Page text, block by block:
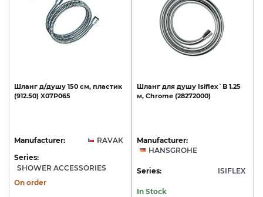
Шланг д/душу 150 см, пластик
(912.50) X07P065
Manufacturer:
RAVAK
Series:
SHOWER ACCESSORIES
On order
Шланг для душу Isiflex`B 1.25
м, Chrome (28272000)
Manufacturer:
HANSGROHE
Series: ISIFLEX
In Stock